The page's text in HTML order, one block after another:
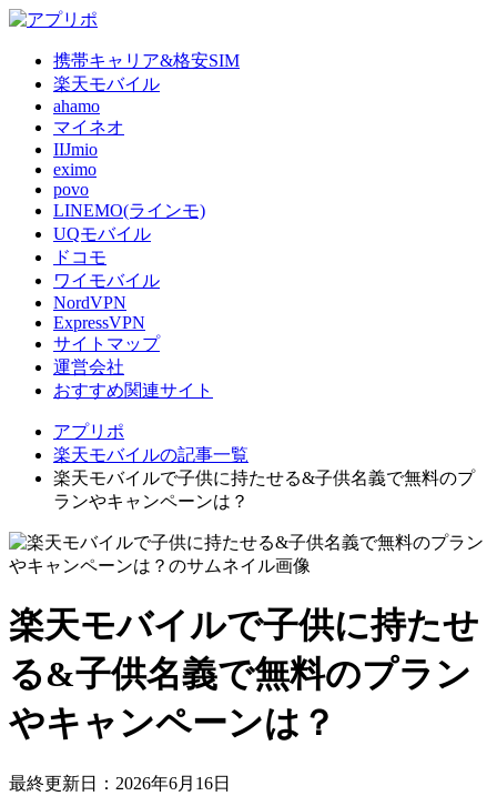
携帯キャリア&格安SIM
楽天モバイル
ahamo
マイネオ
IIJmio
eximo
povo
LINEMO(ラインモ)
UQモバイル
ドコモ
ワイモバイル
NordVPN
ExpressVPN
サイトマップ
運営会社
おすすめ関連サイト
アプリポ
楽天モバイルの記事一覧
楽天モバイルで子供に持たせる&子供名義で無料のプ
ランやキャンペーンは？
楽天モバイルで子供に持たせ
る&子供名義で無料のプラン
やキャンペーンは？
最終更新日：2026年6月16日